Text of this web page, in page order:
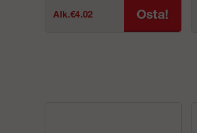
Alk.€4.02 Osta!